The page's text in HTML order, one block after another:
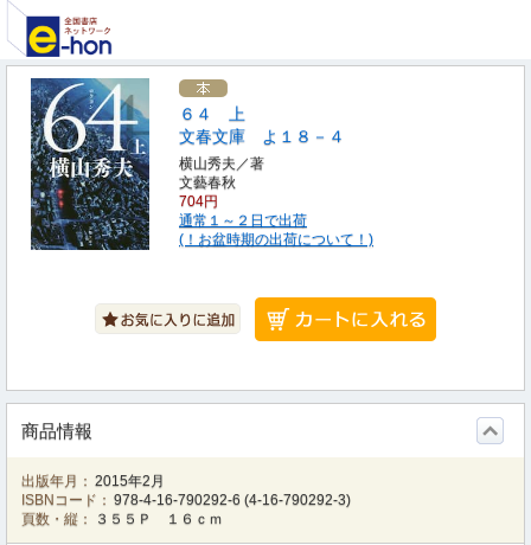
６４ 上
文春文庫 よ１８－４
横山秀夫／著
文藝春秋
704円
通常１～２日で出荷
(！お盆時期の出荷について！)
商品情報
出版年月： 2015年2月
ISBNコード： 978-4-16-790292-6 (4-16-790292-3)
頁数・縦：
３５５Ｐ １６ｃｍ